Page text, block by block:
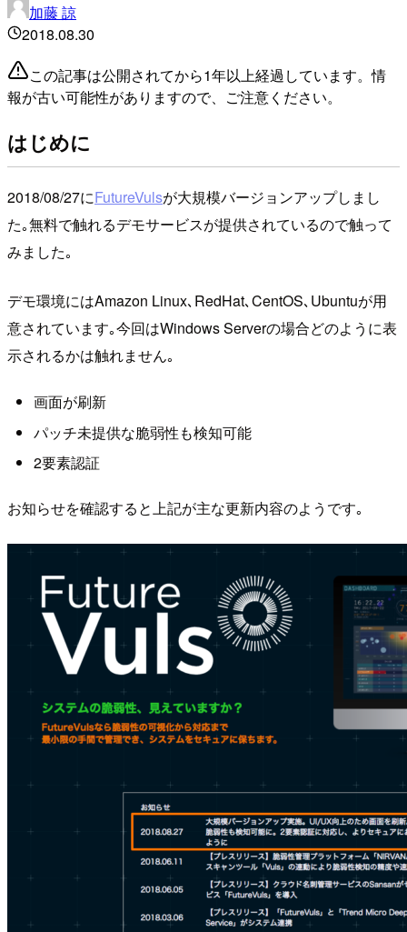
加藤 諒
2018.08.30
この記事は公開されてから1年以上経過しています。情
報が古い可能性がありますので、ご注意ください。
はじめに
2018/08/27にFutureVulsが大規模バージョンアップしまし
た｡無料で触れるデモサービスが提供されているので触って
みました｡
デモ環境にはAmazon Linux､RedHat､CentOS､Ubuntuが用
意されています｡今回はWindows Serverの場合どのように表
示されるかは触れません｡
画面が刷新
パッチ未提供な脆弱性も検知可能
2要素認証
お知らせを確認すると上記が主な更新内容のようです｡